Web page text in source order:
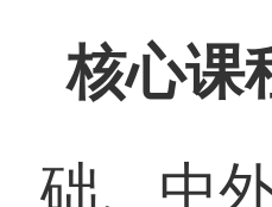
质应用
核心课